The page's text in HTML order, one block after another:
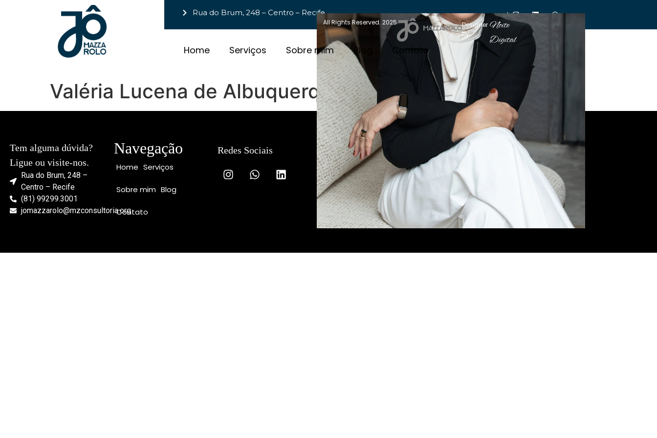
Rua do Brum, 248 – Centro – Recife |
Home Serviços Sobre mim Blog Contato Entre em Contato
Valéria Lucena de Albuquerque
Tem alguma dúvida?
Ligue ou visite-nos.
Rua do Brum, 248 –
Centro – Recife
(81) 99299.3001
jomazzarolo@mzconsultoria.org
Navegação
Home Serviços
Sobre mim Blog
Contato
Redes Sociais
All Rights Reserved. 2025
Designer
by
Noite
Digital